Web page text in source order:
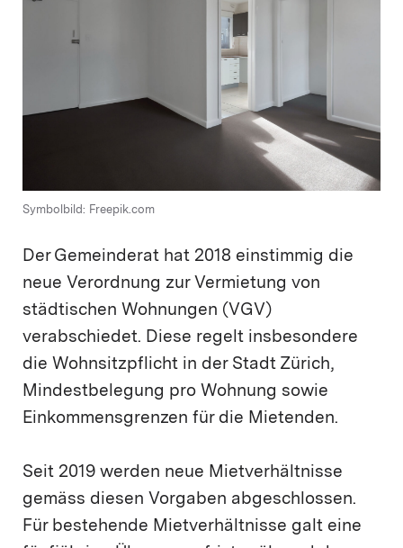
Symbolbild: Freepik.com
Der Gemeinderat hat 2018 einstimmig die
neue Verordnung zur Vermietung von
städtischen Wohnungen (VGV)
verabschiedet. Diese regelt insbesondere
die Wohnsitzpflicht in der Stadt Zürich,
Mindestbelegung pro Wohnung sowie
Einkommensgrenzen für die Mietenden.
Seit 2019 werden neue Mietverhältnisse
gemäss diesen Vorgaben abgeschlossen.
Für bestehende Mietverhältnisse galt eine